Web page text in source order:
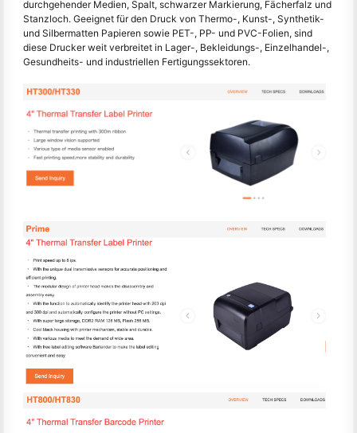
durchgehender Medien, Spalt, schwarzer Markierung, Fächerfalz und
Stanzloch. Geeignet für den Druck von Thermo-, Kunst-, Synthetik-
und Silbermatten Papieren sowie PET-, PP- und PVC-Folien, sind
diese Drucker weit verbreitet in Lager-, Bekleidungs-, Einzelhandel-,
Gesundheits- und industriellen Fertigungssektoren.